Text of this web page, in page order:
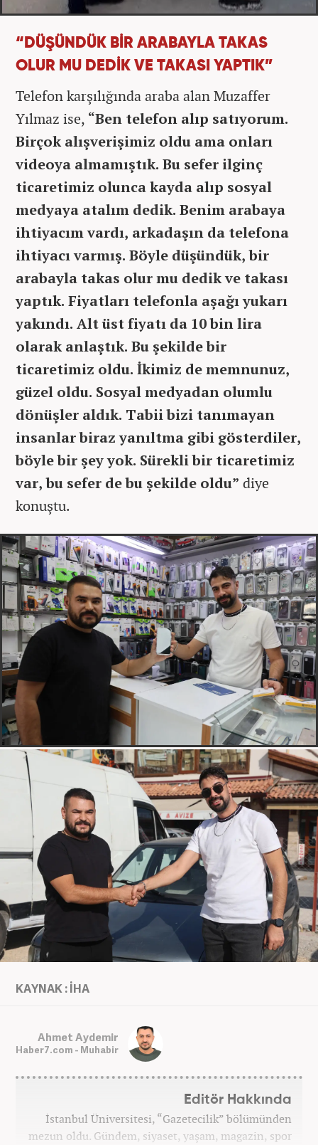
“DÜŞÜNDÜK BİR ARABAYLA TAKAS
OLUR MU DEDİK VE TAKASI YAPTIK”
Telefon karşılığında araba alan Muzaffer
Yılmaz ise, “Ben telefon alıp satıyorum.
Birçok alışverişimiz oldu ama onları
videoya almamıştık. Bu sefer ilginç
ticaretimiz olunca kayda alıp sosyal
medyaya atalım dedik. Benim arabaya
ihtiyacım vardı, arkadaşın da telefona
ihtiyacı varmış. Böyle düşündük, bir
arabayla takas olur mu dedik ve takası
yaptık. Fiyatları telefonla aşağı yukarı
yakındı. Alt üst fiyatı da 10 bin lira
olarak anlaştık. Bu şekilde bir
ticaretimiz oldu. İkimiz de memnunuz,
güzel oldu. Sosyal medyadan olumlu
dönüşler aldık. Tabii bizi tanımayan
insanlar biraz yanıltma gibi gösterdiler,
böyle bir şey yok. Sürekli bir ticaretimiz
var, bu sefer de bu şekilde oldu” diye
konuştu.
KAYNAK : İHA
Ahmet Aydemir
Haber7.com - Muhabir
Editör Hakkında
İstanbul Üniversitesi, “Gazetecilik” bölümünden
mezun oldu. Gündem, siyaset, yaşam, magazin, spor